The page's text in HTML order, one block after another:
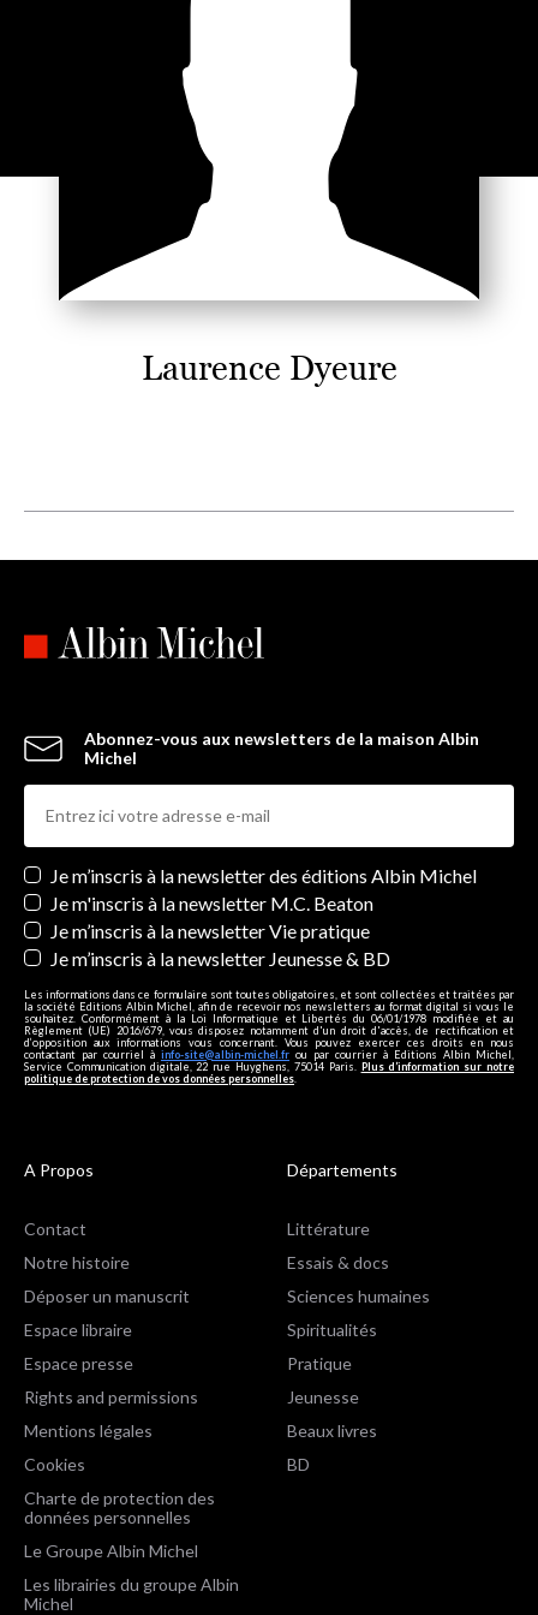
Laurence Dyeure
Abonnez-vous aux newsletters de la maison Albin
Michel
Newsletters
Je m’inscris à la newsletter des éditions Albin Michel
Je m'inscris à la newsletter M.C. Beaton
Je m’inscris à la newsletter Vie pratique
Je m’inscris à la newsletter Jeunesse & BD
Les informations dans ce formulaire sont toutes obligatoires, et sont collectées et traitées par
la société Editions Albin Michel, afin de recevoir nos newsletters au format digital si vous le
souhaitez. Conformément à la Loi Informatique et Libertés du 06/01/1978 modifiée et au
Règlement (UE) 2016/679, vous disposez notamment d'un droit d'accès, de rectification et
d’opposition aux informations vous concernant. Vous pouvez exercer ces droits en nous
contactant par courriel à info-site@albin-michel.fr ou par courrier à Editions Albin Michel,
Service Communication digitale, 22 rue Huyghens, 75014 Paris. Plus d’information sur notre
politique de protection de vos données personnelles
A Propos
Contact
Notre histoire
Déposer un manuscrit
Espace libraire
Espace presse
Rights and permissions
Mentions légales
Cookies
Charte de protection des
données personnelles
Le Groupe Albin Michel
Les librairies du groupe Albin
Michel
Départements
Littérature
Essais & docs
Sciences humaines
Spiritualités
Pratique
Jeunesse
Beaux livres
BD